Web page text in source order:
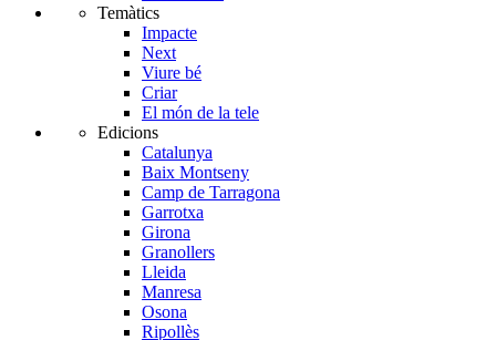
Temàtics
Impacte
Next
Viure bé
Criar
El món de la tele
Edicions
Catalunya
Baix Montseny
Camp de Tarragona
Garrotxa
Girona
Granollers
Lleida
Manresa
Osona
Ripollès